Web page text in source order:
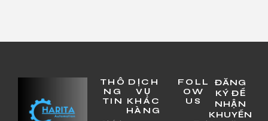
THÔ
NG
TIN
DỊCH
VỤ
KHÁC
HÀNG
FOLL
OW
US
ĐĂNG
KÝ ĐỂ
NHẬN
KHUYẾN